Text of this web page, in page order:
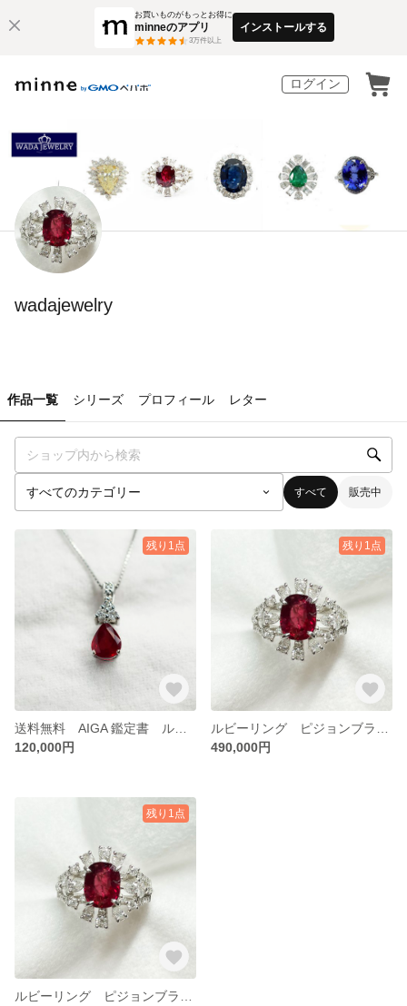
お買いものがもっとお得に
minneのアプリ
3万件以上
インストールする
ログイン
wadajewelry
作品一覧 シリーズ プロフィール レター
すべて 販売中
残り1点
120,000円
残り1点
490,000円
残り1点